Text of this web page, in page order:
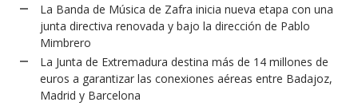
La Banda de Música de Zafra inicia nueva etapa con una
junta directiva renovada y bajo la dirección de Pablo
Mimbrero
La Junta de Extremadura destina más de 14 millones de
euros a garantizar las conexiones aéreas entre Badajoz,
Madrid y Barcelona